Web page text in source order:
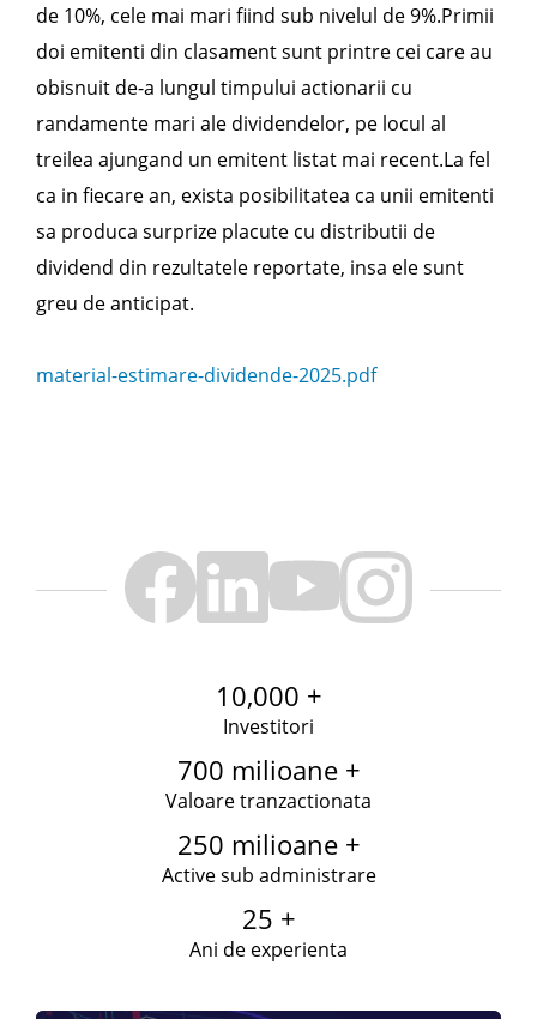
de 10%, cele mai mari fiind sub nivelul de 9%.Primii
doi emitenti din clasament sunt printre cei care au
obisnuit de-a lungul timpului actionarii cu
randamente mari ale dividendelor, pe locul al
treilea ajungand un emitent listat mai recent.La fel
ca in fiecare an, exista posibilitatea ca unii emitenti
sa produca surprize placute cu distributii de
dividend din rezultatele reportate, insa ele sunt
greu de anticipat.
material-estimare-dividende-2025.pdf
10,000 +
Investitori
700 milioane +
Valoare tranzactionata
250 milioane +
Active sub administrare
25 +
Ani de experienta